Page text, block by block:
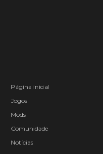
Página inicial
Jogos
Mods
Comunidade
Notícias